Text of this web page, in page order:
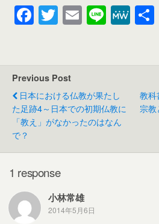
F
a
e
b
o
o
k
T
wi
er
E
m
Li
n
M
e
Previous Post
日本における仏教が果たし
た足跡4～日本での初期仏教に
「教え」がなかったのはなん
で？
教科
宗
1 response
小林常雄
2014年5月6日